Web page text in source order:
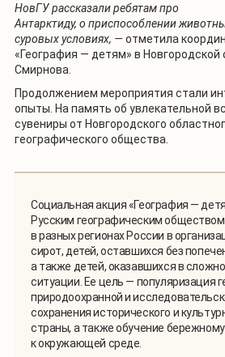
НовГУ рассказали ребятам про
Антарктиду, о приспособлении
суровых условиях, — отметила
«География — детям» в Новгородской
Смирнова.
Продолжением мероприятия стали
опыты. На память об увлекательной
сувениры от Новгородского
географического общества.
Социальная акция «География —
Русским географическим обществом
в разных регионах России в
сирот, детей, оставшихся без
а также детей, оказавшихся в
ситуации. Ее цель — популяризация
природоохранной и
сохранения исторического и
страны, а также обучение
к окружающей среде.